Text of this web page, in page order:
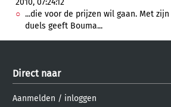
2010, 07:24:12
...die voor de prijzen wil gaan. Met zijn
duels geeft Bouma...
Direct naar
Aanmelden / inloggen